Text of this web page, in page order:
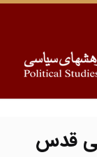
قدس